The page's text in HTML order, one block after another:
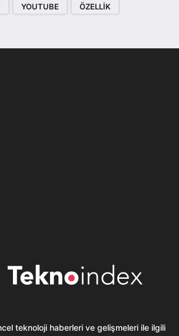
YOUTUBE ÖZELLIK
teknoloji haberleri ve gelişmeleri ile ilgili